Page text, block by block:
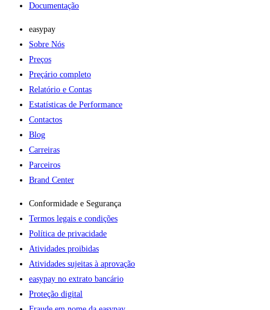
Documentação
easypay
Sobre Nós
Preços
Preçário completo
Relatório e Contas
Estatísticas de Performance
Contactos
Blog
Carreiras
Parceiros
Brand Center
Conformidade e Segurança
Termos legais e condições
Política de privacidade
Atividades proibidas
Atividades sujeitas à aprovação
easypay no extrato bancário
Proteção digital